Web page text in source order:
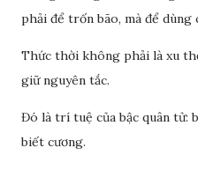
phải để trốn bão, mà để
Thức thời không phải là xu
giữ nguyên tắc.
Đó là trí tuệ của bậc quân tử:
biết cương.